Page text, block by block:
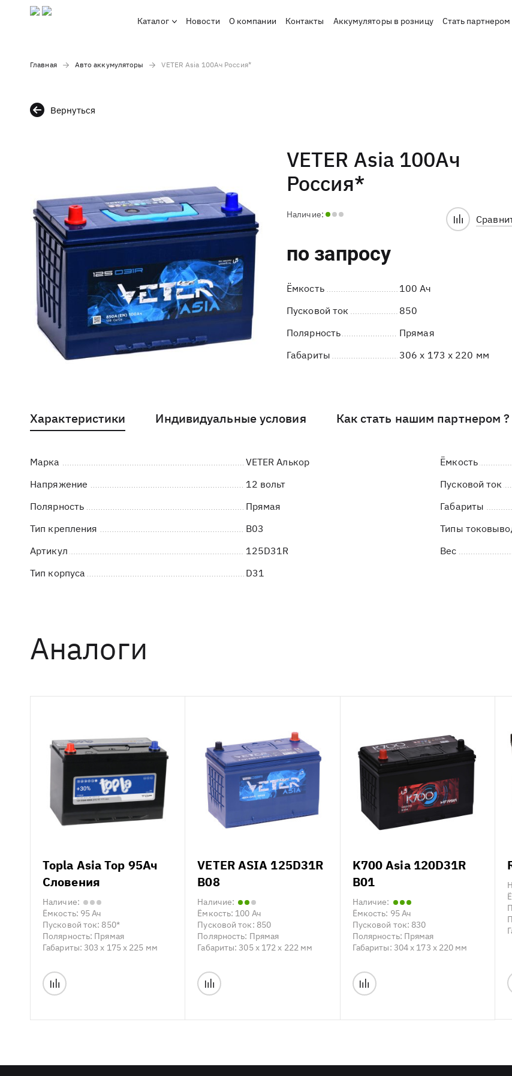
Каталог Новости О компании Контакты Аккумуляторы в розницу Стать партнером
Главная Авто аккумуляторы VETER Asia 100Ач Россия*
Вернуться
VETER Asia 100Ач
Россия*
Наличие:
по запросу
Ёмкость
100 Ач
Пусковой ток
850
Полярность
Прямая
Габариты
306 x 173 x 220 мм
Характеристики Индивидуальные условия Как стать нашим партнером ?
Марка VETER Алькор Ёмкость
Напряжение
12 вольт Пусковой ток
Полярность
Прямая Габариты
Тип крепления
B03 Типы
Артикул
125D31R Вес
Тип корпуса
D31
Аналоги
Topla Asia Top 95Ач
Словения
Наличие:
Ёмкость: 95 Ач
Пусковой ток: 850*
Полярность: Прямая
Габариты: 303 x 175 x 225 мм
VETER ASIA 125D31R
B08
Наличие:
Ёмкость: 100 Ач
Пусковой ток: 850
Полярность: Прямая
Габариты: 305 x 172 x 222 мм
K700 Asia 120D31R
B01
Наличие:
Ёмкость: 95 Ач
Пусковой ток: 830
Полярность: Прямая
Габариты: 304 x 173 x 220 мм